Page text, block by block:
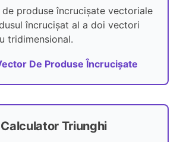
produse încrucișate vectoriale
încrucișat al a doi vectori
tridimensional.
De Produse Încrucișate
Triunghi